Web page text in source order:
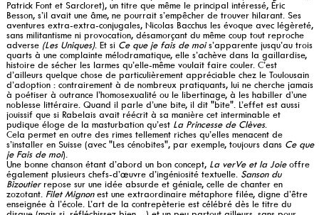
Patrick Font et Sarcloret), un titre que même le principal intéressé, Éric
Besson, s’il avait une âme, ne pourrait s’empêcher de trouver hilarant. Ses
aventures extra-extra-conjugales, Nicolas Bacchus les évoque avec légèreté,
sans militantisme ni provocation, désamorçant du même coup tout reproche
adverse (Les Uniques). Et si Ce que je fais de mois’apparente jusqu’au trois
quarts à une complainte mélodramatique, elle s’achève dans la gaillardise,
histoire de sécher les larmes qu’elle-même voulait faire couler. C’est
d’ailleurs quelque chose de particulièrement appréciable chez le Toulousain
d’adoption : contrairement à de nombreux pratiquants, lui ne cherche jamais
à poétiser à outrance l’homosexualité ou le libertinage, à les habiller d’une
noblesse littéraire. Quand il parle d’une bite, il dit "bite". L’effet est aussi
jouissif que si Rabelais avait réécrit à sa manière cet interminable et
pudique éloge de la masturbation qu’est La Princesse de Clèves.
Cela permet en outre des rimes tellement riches qu’elles menacent de
s’installer en Suisse (avec "Les cénobites", par exemple, toujours dans Ce que
je Fais de moi).
Une bonne chanson étant d’abord un bon concept, La verVe et la Joieoffre
également plusieurs chefs-d’œuvre d’ingéniosité textuelle. Sanson du
Bizoutierrepose sur une idée absurde et géniale, celle de chanter en
zozotant. Filet Mignonest une extraordinaire métaphore filée, digne d’être
enseignée à l’école. L’art de la contrepèterie est célébré dès le titre du